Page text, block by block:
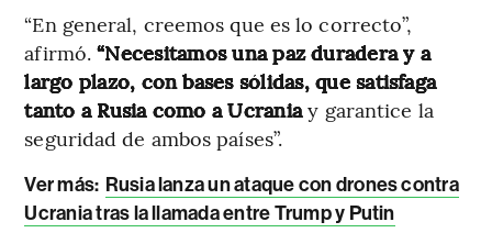
“En general, creemos que es lo correcto”,
afirmó.“Necesitamos una paz duradera y a
largo plazo, con bases sólidas, que satisfaga
tanto a Rusia como a Ucraniay garantice la
seguridad de ambos países”.
Ver más: Rusia lanza un ataque con drones contra
Ucrania tras la llamada entre Trump y Putin